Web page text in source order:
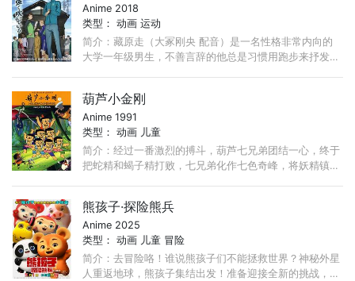
Anime 2018
类型：动画 运动
简介：藏原走（大冢刚央 配音）是一名性格非常内向的
大学一年级男生，不善言辞的他总是习惯用跑步来抒发内
葫芦小金刚
Anime 1991
类型：动画 儿童
简介：经过一番激烈的搏斗，葫芦七兄弟团结一心，终于
把蛇精和蝎子精打败，七兄弟化作七色奇峰，将妖精镇压
熊孩子·探险熊兵
Anime 2025
类型：动画 儿童 冒险
简介：去冒险咯！谁说熊孩子们不能拯救世界？神秘外星
人重返地球，熊孩子集结出发！准备迎接全新的挑战，探